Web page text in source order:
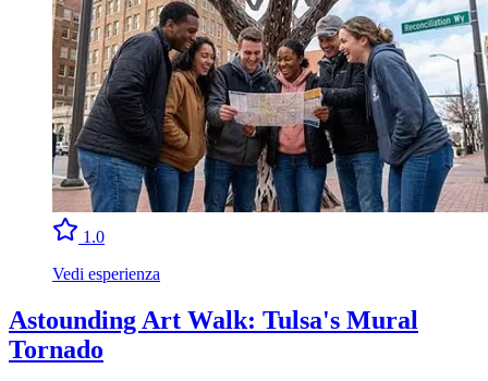
1.0
Vedi esperienza
Astounding Art Walk: Tulsa's Mural
Tornado